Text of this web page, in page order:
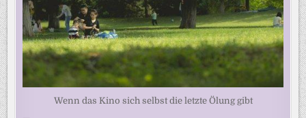
Wenn das Kino sich selbst die letzte Ölung gibt